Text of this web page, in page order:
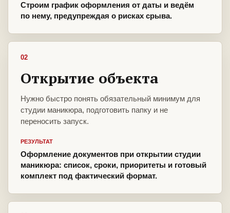
Строим график оформления от даты и ведём
по нему, предупреждая о рисках срыва.
02
Открытие объекта
Нужно быстро понять обязательный минимум для
студии маникюра, подготовить папку и не
переносить запуск.
РЕЗУЛЬТАТ
Оформление документов при открытии студии
маникюра: список, сроки, приоритеты и готовый
комплект под фактический формат.